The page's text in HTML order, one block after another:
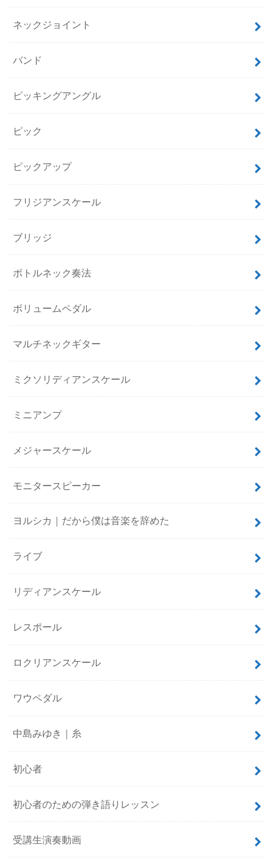
ネックジョイント
バンド
ピッキングアングル
ピック
ピックアップ
フリジアンスケール
ブリッジ
ボトルネック奏法
ボリュームペダル
マルチネックギター
ミクソリディアンスケール
ミニアンプ
メジャースケール
モニタースピーカー
ヨルシカ｜だから僕は音楽を辞めた
ライブ
リディアンスケール
レスポール
ロクリアンスケール
ワウペダル
中島みゆき｜糸
初心者
初心者のための弾き語りレッスン
受講生演奏動画